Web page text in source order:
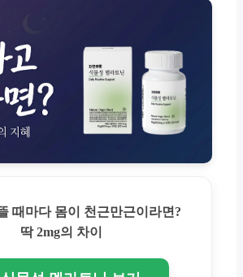
때마다 몸이 천근만근이라면?
딱 2mg의 차이